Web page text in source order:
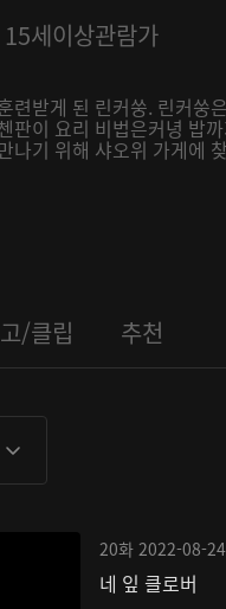
15세이상관람가
련받게 된 린커쑹. 린커쑹
판이 요리 비법은커녕 밥
나기 위해 샤오위 가게에
/클립 추천
20화 2022-08-24
네 잎 클로버